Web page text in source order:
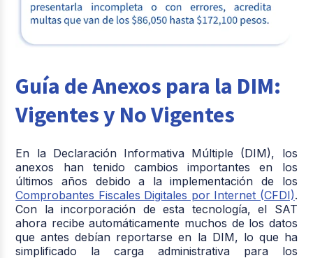
Guía de Anexos para la DIM:
Vigentes y No Vigentes
En la Declaración Informativa Múltiple (DIM), los
anexos han tenido cambios importantes en los
últimos años debido a la implementación de los
Comprobantes Fiscales Digitales por Internet (CFDI).
Con la incorporación de esta tecnología, el SAT
ahora recibe automáticamente muchos de los datos
que antes debían reportarse en la DIM, lo que ha
simplificado la carga administrativa para los